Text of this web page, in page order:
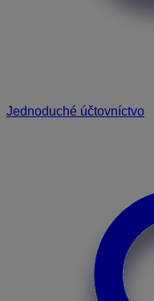
Jednoduché účtovníctvo